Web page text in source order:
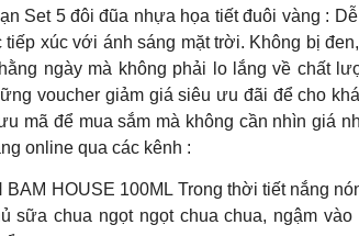
Set 5 đôi đũa nhựa họa tiết đuôi vàng :
tiếp xúc với ánh sáng mặt trời. Không bị
ngày mà không phải lo lắng về chất
voucher giảm giá siêu ưu đãi để cho
mã để mua sắm mà không cần nhìn giá
online qua các kênh :
HOUSE 100ML Trong thời tiết nắng
sữa chua ngọt ngọt chua chua, ngậm vào